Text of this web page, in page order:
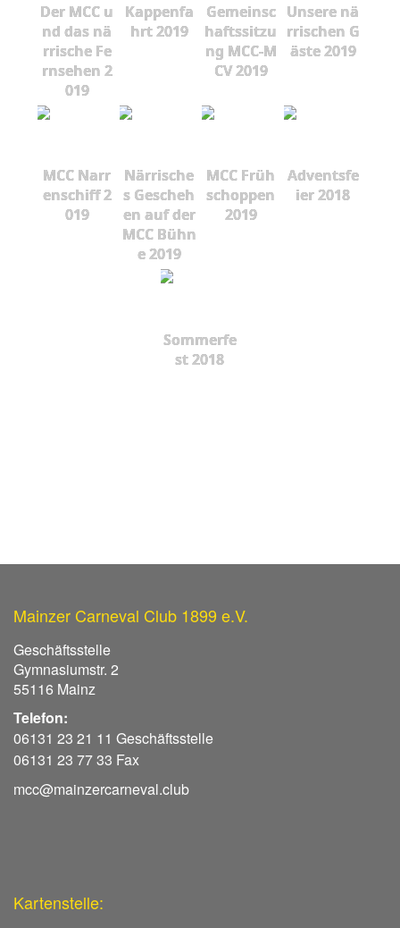
Der MCC u
nd das nä
rrische Fe
rnsehen 2
019
Kappenfa
hrt 2019
Gemeinsc
haftssitzu
ng MCC-M
CV 2019
Unsere nä
rrischen G
äste 2019
MCC Narr
enschiff 2
019
Närrische
s Gescheh
en auf der
MCC Bühn
e 2019
MCC Früh
schoppen
2019
Adventsfe
ier 2018
Sommerfe
st 2018
Mainzer Carneval Club 1899 e.V.
Geschäftsstelle
Gymnasiumstr. 2
55116 Mainz
Telefon:
06131 23 21 11 Geschäftsstelle
06131 23 77 33 Fax
mcc@mainzercarneval.club
Kartenstelle: